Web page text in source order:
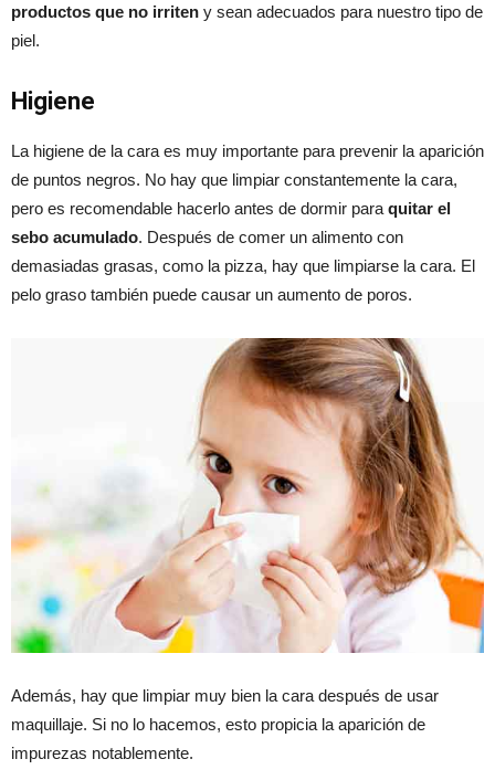
productos que no irriten y sean adecuados para nuestro tipo de
piel.
Higiene
La higiene de la cara es muy importante para prevenir la aparición
de puntos negros. No hay que limpiar constantemente la cara,
pero es recomendable hacerlo antes de dormir para quitar el
sebo acumulado. Después de comer un alimento con
demasiadas grasas, como la pizza, hay que limpiarse la cara. El
pelo graso también puede causar un aumento de poros.
Además, hay que limpiar muy bien la cara después de usar
maquillaje. Si no lo hacemos, esto propicia la aparición de
impurezas notablemente.